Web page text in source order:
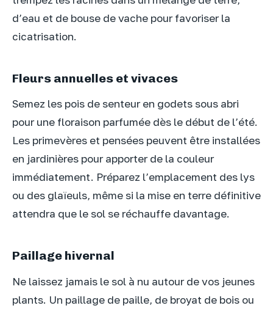
d’eau et de bouse de vache pour favoriser la
cicatrisation.
Fleurs annuelles et vivaces
Semez les pois de senteur en godets sous abri
pour une floraison parfumée dès le début de l’été.
Les primevères et pensées peuvent être installées
en jardinières pour apporter de la couleur
immédiatement. Préparez l’emplacement des lys
ou des glaïeuls, même si la mise en terre définitive
attendra que le sol se réchauffe davantage.
Paillage hivernal
Ne laissez jamais le sol à nu autour de vos jeunes
plants. Un paillage de paille, de broyat de bois ou